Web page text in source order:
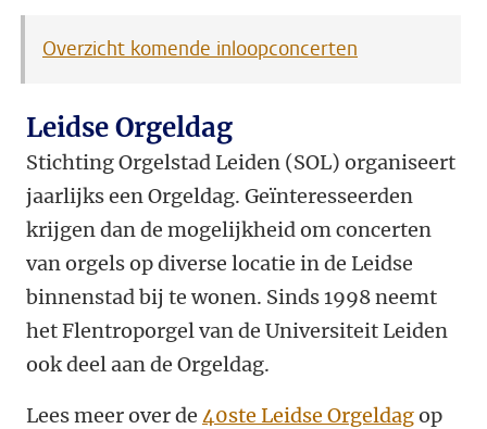
Overzicht komende inloopconcerten
Leidse Orgeldag
Stichting Orgelstad Leiden (SOL) organiseert
jaarlijks een Orgeldag. Geïnteresseerden
krijgen dan de mogelijkheid om concerten
van orgels op diverse locatie in de Leidse
binnenstad bij te wonen. Sinds 1998 neemt
het Flentroporgel van de Universiteit Leiden
ook deel aan de Orgeldag.
Lees meer over de 40ste Leidse Orgeldagop